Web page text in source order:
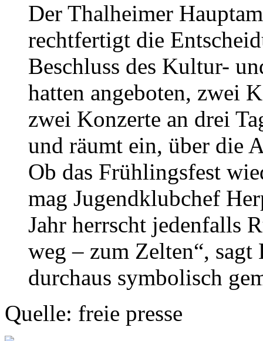
Der Thalheimer
rechtfertigt die
Beschluss des Kultur-
hatten angeboten, zwei
zwei Konzerte an drei
und räumt ein, über die
Ob das Frühlingsfest
mag Jugendklubchef
Jahr herrscht jedenfalls
weg – zum Zelten“,
durchaus symbolisch
Quelle: freie presse